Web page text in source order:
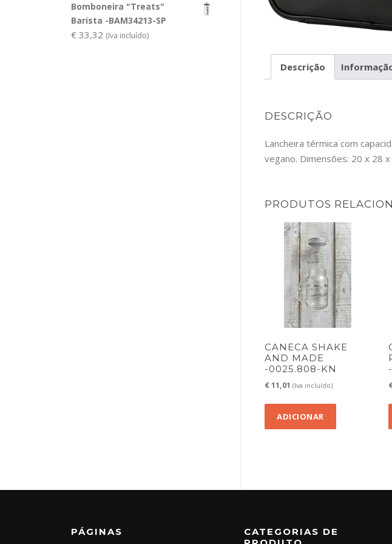
Descrição
DESCRIÇÃO
Lancheira térmica com
vegano. Dimensões: 20 x 28
PRODUTOS
CANECA SHAKE
AND MADE
-0025.808-KN
€11,01 (Iva incluído)
ADICIONAR
Bomboneira "Treats"
Barista -BAM34213-SP
€ 33,32 (Iva incluído)
PÁGINAS
CATEGORIAS DE